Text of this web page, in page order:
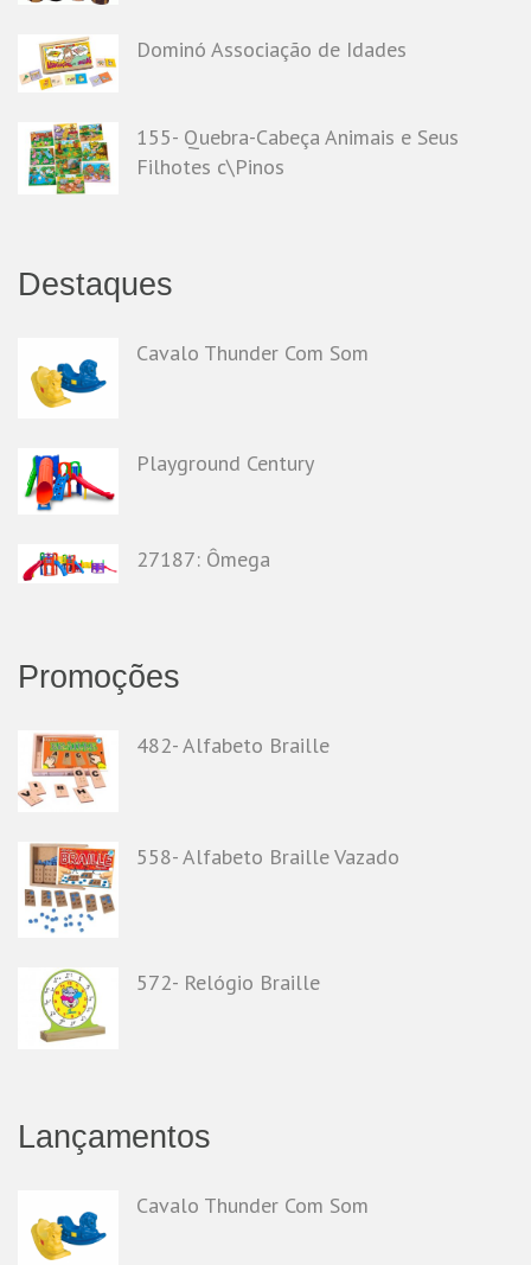
Dominó Associação de Idades
155- Quebra-Cabeça Animais e Seus
Filhotes c\Pinos
Destaques
Cavalo Thunder Com Som
Playground Century
27187: Ômega
Promoções
482- Alfabeto Braille
558- Alfabeto Braille Vazado
572- Relógio Braille
Lançamentos
Cavalo Thunder Com Som